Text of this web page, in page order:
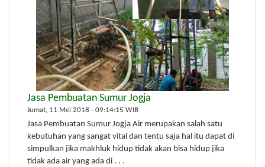
Jasa Pembuatan Sumur Jogja
Jumat, 11 Mei 2018 - 09:14:15 WIB
Jasa Pembuatan Sumur Jogja Air merupakan salah satu
kebutuhan yang sangat vital dan tentu saja hal itu dapat di
simpulkan jika makhluk hidup tidak akan bisa hidup jika
tidak ada air yang ada di . . .